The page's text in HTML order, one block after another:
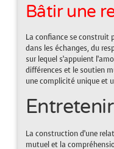
Bâtir une
La confiance se construit
dans les échanges, du
sur lequel s’appuient
différences et le soutien
une complicité unique et
La construction d’une
mutuel et la